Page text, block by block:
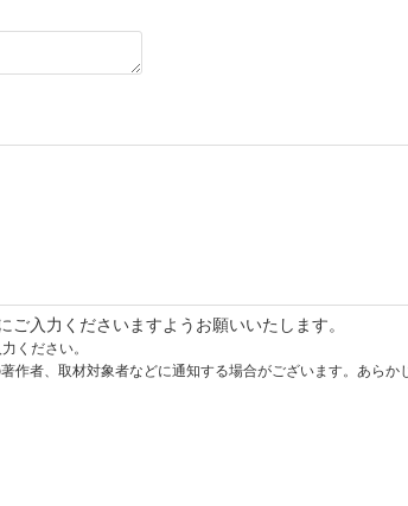
入力くださいますようお願いいたします。
ください。
者、取材対象者などに通知する場合がございます。あらか